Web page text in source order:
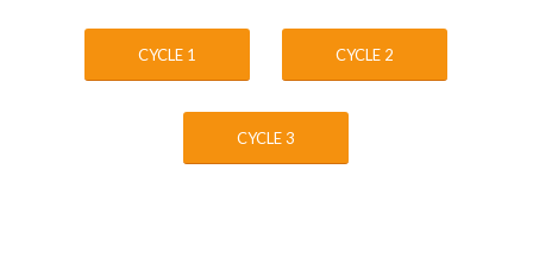
CYCLE 1 CYCLE 2
CYCLE 3